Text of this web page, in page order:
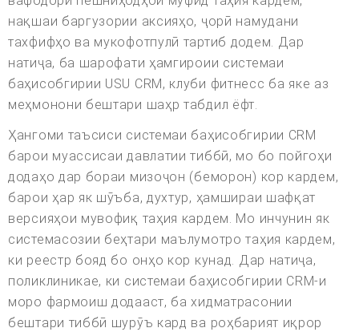
нақшаи баргузории аксияҳо, ҷорӣ намудани
тахфифҳо ва мукофотпулӣ тартиб додем. Дар
натиҷа, ба шарофати ҳамгироии системаи
баҳисобгирии USU CRM, клуби фитнесс ба яке аз
меҳмонони бештари шаҳр табдил ёфт.
Ҳангоми таъсиси системаи баҳисобгирии CRM
барои муассисаи давлатии тиббӣ, мо бо пойгоҳи
додаҳо дар бораи мизоҷон (беморон) кор кардем,
барои ҳар як шӯъба, духтур, ҳамшираи шафқат
версияҳои мувофиқ таҳия кардем. Мо инчунин як
системасозии беҳтари маълумотро таҳия кардем,
ки реестр бояд бо онҳо кор кунад. Дар натиҷа,
поликлиникае, ки системаи баҳисобгирии CRM-и
моро фармоиш додааст, ба хидматрасонии
бештари тиббӣ шурӯъ кард ва роҳбарият иқрор